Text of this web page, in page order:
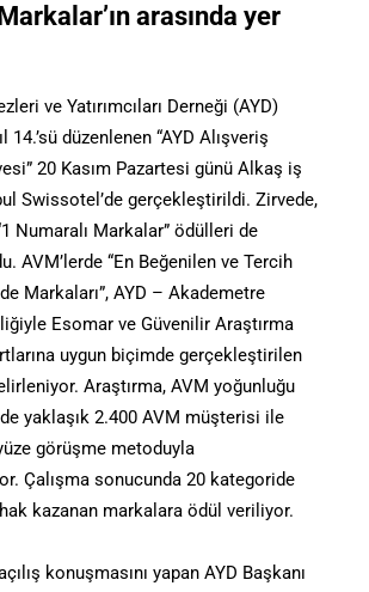
arasında yer
ve Yatırımcıları Derneği (AYD)
14.’sü düzenlenen “AYD Alışveriş
20 Kasım Pazartesi günü Alkaş iş
Swissotel’de gerçekleştirildi. Zirvede,
Numaralı Markalar” ödülleri de
AVM’lerde “En Beğenilen ve Tercih
Markaları”, AYD – Akademetre
Esomar ve Güvenilir Araştırma
uygun biçimde gerçekleştirilen
Araştırma, AVM yoğunluğu
yaklaşık 2.400 AVM müşterisi ile
görüşme metoduyla
Çalışma sonucunda 20 kategoride
kazanan markalara ödül veriliyor.
konuşmasını yapan AYD Başkanı